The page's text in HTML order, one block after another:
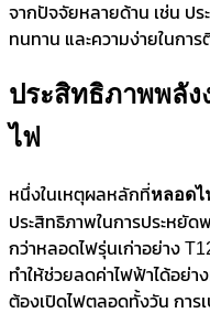
จากปัจจัยหลายด้าน เช่น ป
ทนทาน และความง่ายในกา
ประสิทธิภาพพลัง
ไฟ
หนึ่งในเหตุผลหลักที่หลอดไ
ประสิทธิภาพในการประหยั
กว่าหลอดไฟรุ่นเก่าอย่าง
ทำให้ช่วยลดค่าไฟฟ้าได้อย่
ต้องเปิดไฟตลอดทั้งวัน การ